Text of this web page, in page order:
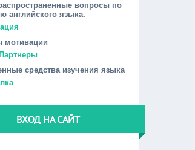
вопросы по
английского языка.
мотивации
средства изучения языка
ВХОД НА САЙТ